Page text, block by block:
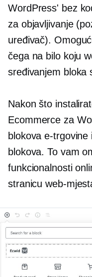
WordPress' bez
za objavljivanje
uređivač).
čega na bilo koju
sređivanjem bloka
Nakon što
Ecommerce za
blokova e-
blokova. To vam
funkcionalnosti
stranicu web-